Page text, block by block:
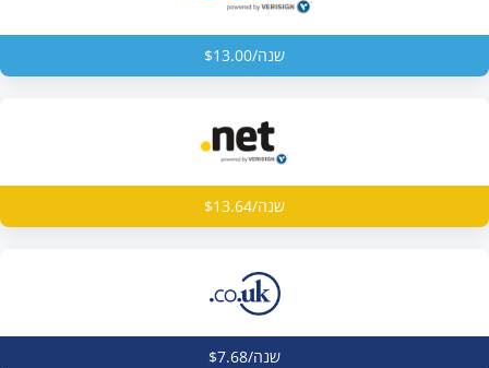
$13.00/שנה
$13.64/שנה
$7.68/שנה